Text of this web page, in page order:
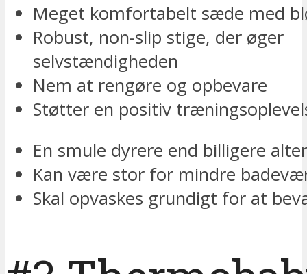
Meget komfortabelt sæde med
Robust, non-slip stige, der øger
selvstændigheden
Nem at rengøre og opbevare
Støtter en positiv
En smule dyrere end billigere
Kan være stor for mindre
Skal opvaskes grundigt for at